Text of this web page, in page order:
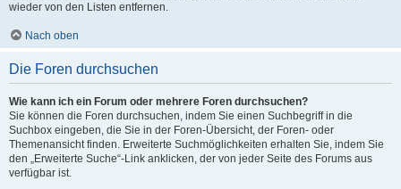
wieder von den Listen entfernen.
Nach oben
Die Foren durchsuchen
Wie kann ich ein Forum oder mehrere Foren durchsuchen?
Sie können die Foren durchsuchen, indem Sie einen Suchbegriff in die
Suchbox eingeben, die Sie in der Foren-Übersicht, der Foren- oder
Themenansicht finden. Erweiterte Suchmöglichkeiten erhalten Sie, indem Sie
den „Erweiterte Suche“-Link anklicken, der von jeder Seite des Forums aus
verfügbar ist.